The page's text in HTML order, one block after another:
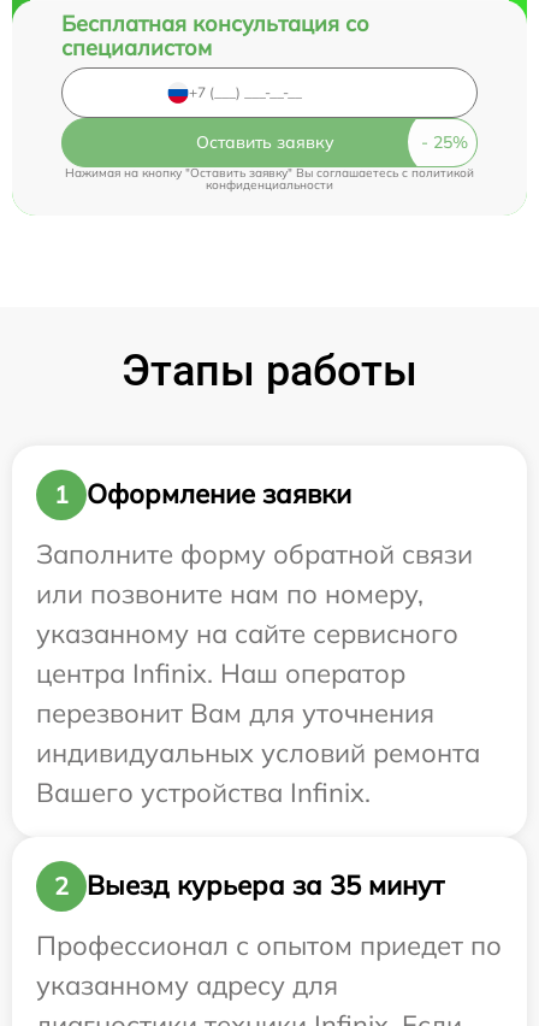
Бесплатная консультация со
специалистом
Оставить заявку
Нажимая на кнопку "Оставить заявку" Вы соглашаетесь cполитикой
конфиденциальности
Этапы работы
1
Оформление заявки
Заполните форму обратной связи
или позвоните нам по номеру,
указанному на сайте сервисного
центра Infinix. Наш оператор
перезвонит Вам для уточнения
индивидуальных условий ремонта
Вашего устройства Infinix.
2
Выезд курьера за 35 минут
Профессионал с опытом приедет по
указанному адресу для